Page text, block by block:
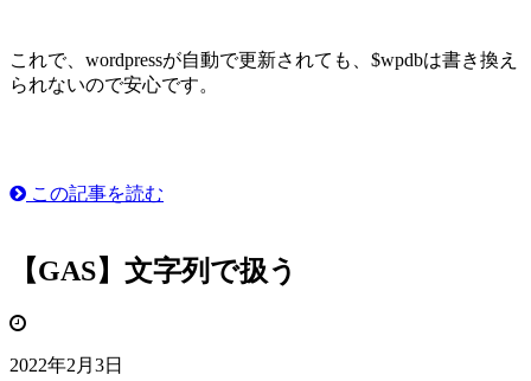
これで、wordpressが自動で更新されても、$wpdbは書き換え
られないので安心です。
この記事を読む
【GAS】文字列で扱う
2022年2月3日